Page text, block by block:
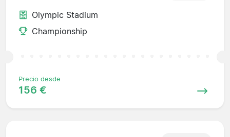
Olympic Stadium
Championship
Precio desde
156 €